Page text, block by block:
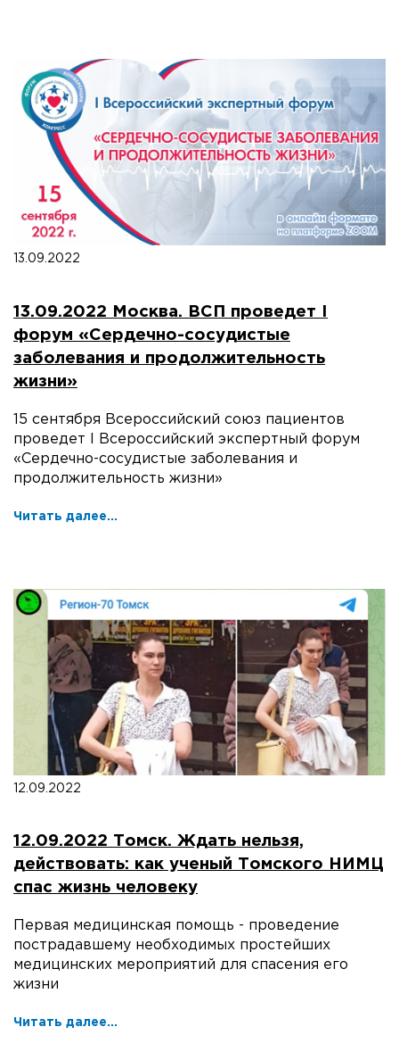
13.09.2022
13.09.2022 Москва. ВСП проведет I
форум «Сердечно-сосудистые
заболевания и продолжительность
жизни»
15 сентября Всероссийский союз пациентов
проведет I Всероссийский экспертный форум
«Сердечно-сосудистые заболевания и
продолжительность жизни»
Читать далее...
12.09.2022
12.09.2022 Томск. Ждать нельзя,
действовать: как ученый Томского НИМЦ
спас жизнь человеку
Первая медицинская помощь - проведение
пострадавшему необходимых простейших
медицинских мероприятий для спасения его
жизни
Читать далее...